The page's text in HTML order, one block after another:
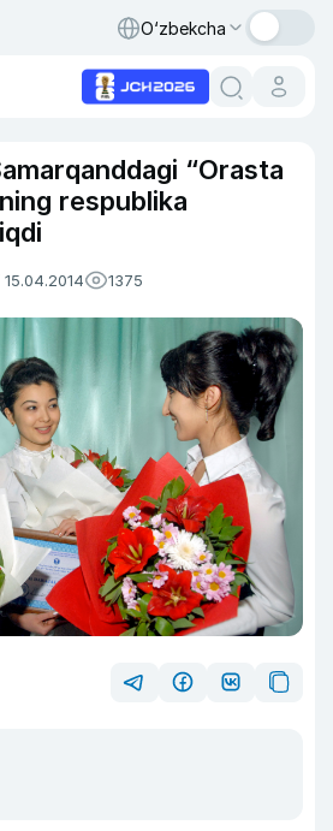
O‘zbekcha
“Orasta
respublika
1375